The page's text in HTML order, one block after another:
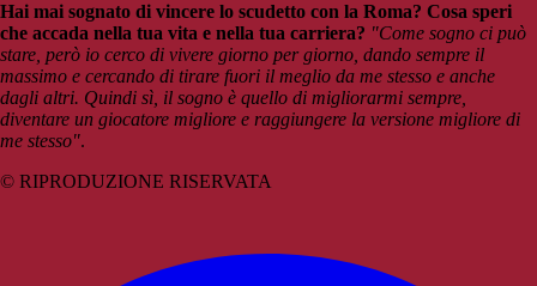
Hai mai sognato di vincere lo scudetto con la Roma? Cosa speri
che accada nella tua vita e nella tua carriera? "Come sogno ci può
stare, però io cerco di vivere giorno per giorno, dando sempre il
massimo e cercando di tirare fuori il meglio da me stesso e anche
dagli altri. Quindi sì, il sogno è quello di migliorarmi sempre,
diventare un giocatore migliore e raggiungere la versione migliore di
me stesso".
© RIPRODUZIONE RISERVATA